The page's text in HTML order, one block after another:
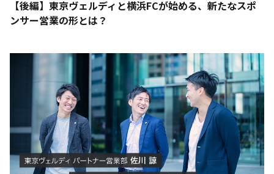
【後編】東京ヴェルディと横浜FCが始める、新たなスポ
ンサー営業の形とは？